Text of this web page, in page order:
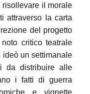
risollevare il morale
attraverso la carta
del progetto
critico teatrale
ideò un settimanale
da distribuire alle
i fatti di guerra
e vignette